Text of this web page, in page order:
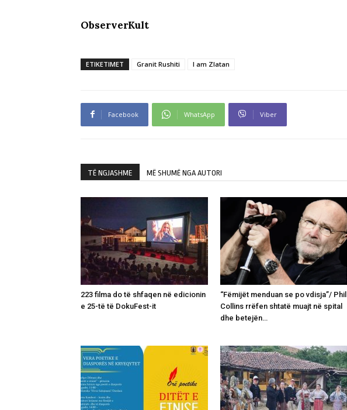
ObserverKult
ETIKETIMET Granit Rushiti I am Zlatan
Facebook WhatsApp Viber
TË NGJASHME MË SHUMË NGA AUTORI
223 filma do të shfaqen në edicionin
e 25-të të DokuFest-it
“Fëmijët menduan se po vdisja”/ Phil
Collins rrëfen shtatë muajt në spital
dhe betejën…